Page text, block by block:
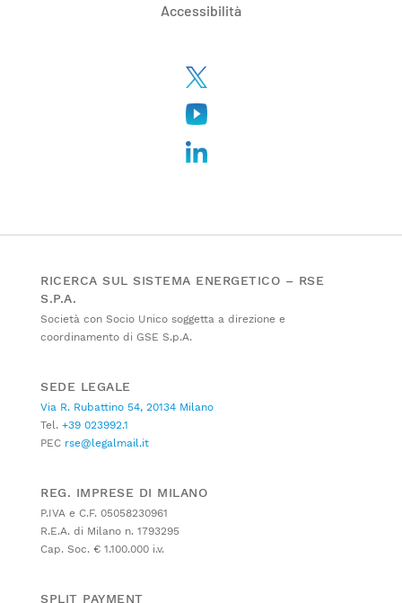
Accessibilità
RICERCA SUL SISTEMA ENERGETICO – RSE
S.P.A.
Società con Socio Unico soggetta a direzione e
coordinamento di GSE S.p.A.
SEDE LEGALE
Via R. Rubattino 54, 20134 Milano
Tel. +39 023992.1
PEC rse@legalmail.it
REG. IMPRESE DI MILANO
P.IVA e C.F. 05058230961
R.E.A. di Milano n. 1793295
Cap. Soc. € 1.100.000 i.v.
SPLIT PAYMENT